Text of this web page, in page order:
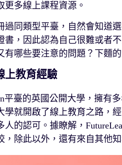
更多線上課程資源。
過同類型平臺，自然會知道
書，因此認為自己很難或者
有哪些要注意的問題？下麵
上教育經驗
平臺的英國公開大學，擁有
學就開啟了線上教育之路，
人的認可。據瞭解，
，除此以外，還有來自其他